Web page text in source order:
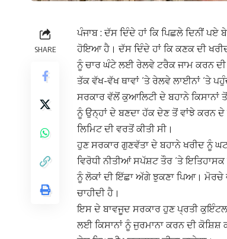
SHARE
ਪੰਜਾਬ : ਦੱਸ ਦਿੰਦੇ ਹਾਂ ਕਿ ਪਿਛਲੇ ਦਿਨੀਂ
ਹੋਇਆ ਹੈ। ਦੱਸ ਦਿੰਦੇ ਹਾਂ ਕਿ ਕਣਕ ਦੀ
ਨੂੰ ਚਾਰ ਘੰਟੇ ਲਈ ਰੇਲਵੇ ਟਰੈਕ ਜਾਮ ਕਰਨ ਦੀ
ਤੱਕ ਵੱਖ-ਵੱਖ ਥਾਵਾਂ ‘ਤੇ ਰੇਲਵੇ ਲਾਈਨਾਂ ‘ਤੇ
ਸਰਕਾਰ ਵੱਲੋਂ ਕੁਆਲਿਟੀ ਦੇ ਬਹਾਨੇ ਕਿਸਾਨਾਂ
ਨੂੰ ਉਨ੍ਹਾਂ ਦੇ ਬਣਦਾ ਹੱਕ ਦੇਣ ਤੋਂ ਵਾਂਝੇ ਕਰਨ
ਲਿਮਿਟ ਦੀ ਵਰਤੋਂ ਕੀਤੀ ਸੀ।
ਹੁਣ ਸਰਕਾਰ ਗੁਣਵੱਤਾ ਦੇ ਬਹਾਨੇ ਖਰੀਦ ਨੂੰ
ਵਿਰੋਧੀ ਨੀਤੀਆਂ ਸਪੱਸ਼ਟ ਤੌਰ ‘ਤੇ
ਨੂੰ ਲੋਕਾਂ ਦੀ ਇੱਛਾ ਅੱਗੇ ਝੁਕਣਾ ਪਿਆ। ਮੋਰਚੇ
ਚਾਹੀਦੀ ਹੈ।
ਇਸ ਦੇ ਬਾਵਜੂਦ ਸਰਕਾਰ ਹੁਣ ਪ੍ਰਤੀ
ਲਈ ਕਿਸਾਨਾਂ ਨੂੰ ਜੁਰਮਾਨਾ ਕਰਨ ਦੀ ਕੋਸ਼ਿਸ਼